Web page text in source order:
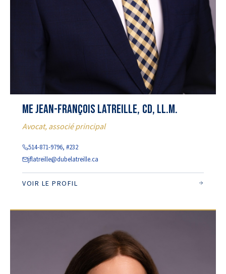
Me Jean-François Latreille, CD, LL.M.
Avocat, associé principal
514-871-9796, #232
jflatreille@dubelatreille.ca
VOIR LE PROFIL